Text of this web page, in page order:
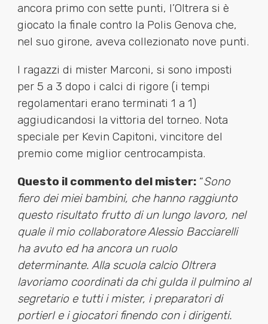
ancora primo con sette punti, l’Oltrera si è
giocato la finale contro la Polis Genova che,
nel suo girone, aveva collezionato nove punti.
I ragazzi di mister Marconi, si sono imposti
per 5 a 3 dopo i calci di rigore (i tempi
regolamentari erano terminati 1 a 1)
aggiudicandosi la vittoria del torneo. Nota
speciale per Kevin Capitoni, vincitore del
premio come miglior centrocampista.
Questo il commento del mister:“Sono
fiero dei miei bambini, che hanno raggiunto
questo risultato frutto di un lungo lavoro, nel
quale il mio collaboratore Alessio Bacciarelli
ha avuto ed ha ancora un ruolo
determinante. Alla scuola calcio Oltrera
lavoriamo coordinati da chi guIda il pulmino al
segretario e tutti i mister, i preparatori di
portierI e i giocatori finendo con i dirigenti.